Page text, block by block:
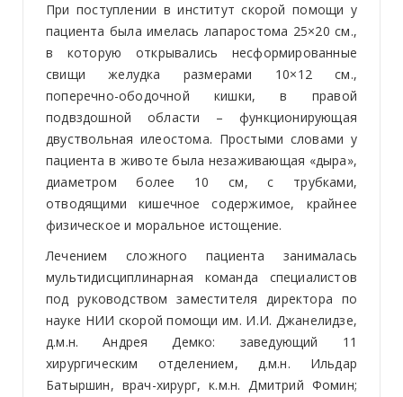
При поступлении в институт скорой помощи у
пациента была имелась лапаростома 25×20 см.,
в которую открывались несформированные
свищи желудка размерами 10×12 см.,
поперечно-ободочной кишки, в правой
подвздошной области – функционирующая
двуствольная илеостома. Простыми словами у
пациента в животе была незаживающая «дыра»,
диаметром более 10 см, с трубками,
отводящими кишечное содержимое, крайнее
физическое и моральное истощение.
Лечением сложного пациента занималась
мультидисциплинарная команда специалистов
под руководством заместителя директора по
науке НИИ скорой помощи им. И.И. Джанелидзе,
д.м.н. Андрея Демко: заведующий 11
хирургическим отделением, д.м.н. Ильдар
Батыршин, врач-хирург, к.м.н. Дмитрий Фомин;